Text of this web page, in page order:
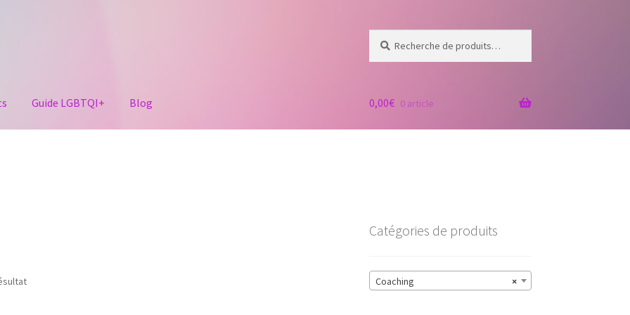
pour :
Guide LGBTQI+ Blog 0,00€ 0 article
Catégories de produits
×
Coaching